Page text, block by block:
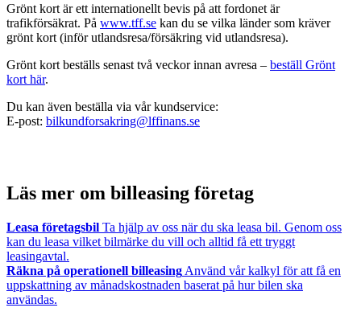
Grönt kort är ett internationellt bevis på att fordonet är
trafikförsäkrat. På www.tff.se kan du se vilka länder som kräver
grönt kort (inför utlandsresa/försäkring vid utlandsresa).
Grönt kort beställs senast två veckor innan avresa – beställ Grönt
kort här.
Du kan även beställa via vår kundservice:
E-post: bilkundforsakring@lffinans.se
Läs mer om billeasing företag
Leasa företagsbil Ta hjälp av oss när du ska leasa bil. Genom oss
kan du leasa vilket bilmärke du vill och alltid få ett tryggt
leasingavtal.
Räkna på operationell billeasing Använd vår kalkyl för att få en
uppskattning av månadskostnaden baserat på hur bilen ska
användas.